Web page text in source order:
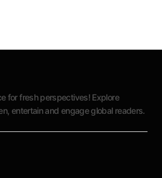
for fresh perspectives! Explore
entertain and engage global readers.